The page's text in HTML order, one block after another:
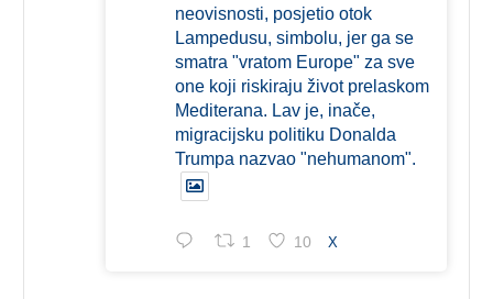
neovisnosti, posjetio otok
Lampedusu, simbolu, jer ga se
smatra "vratom Europe" za sve
one koji riskiraju život prelaskom
Mediterana. Lav je, inače,
migracijsku politiku Donalda
Trumpa nazvao "nehumanom".
1 10 X